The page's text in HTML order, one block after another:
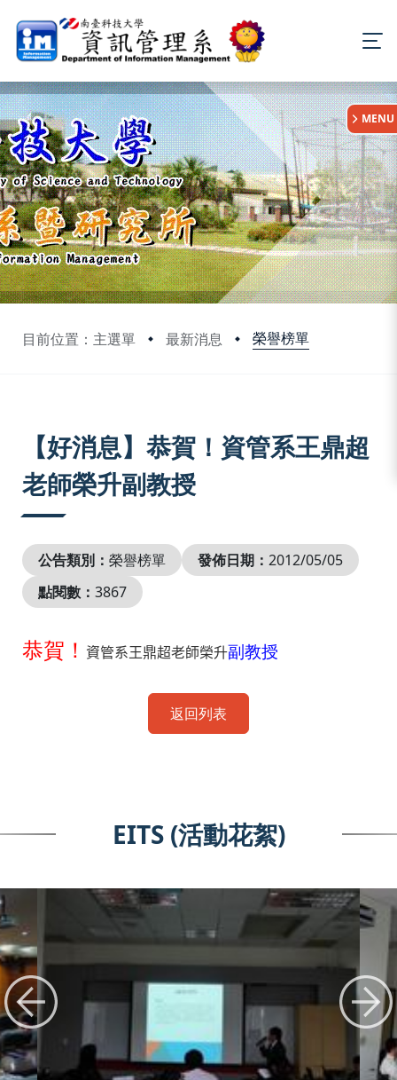
目前位置：主選單 最新消息 榮譽榜單
:::
MENU
【好消息】恭賀！資管系王鼎超
老師榮升副教授
公告類別： 榮譽榜單 發佈日期： 2012/05/05
點閱數： 3867
恭賀！ 資管系王鼎超老師榮升副 教授
返回列表
EITS (活動花絮)